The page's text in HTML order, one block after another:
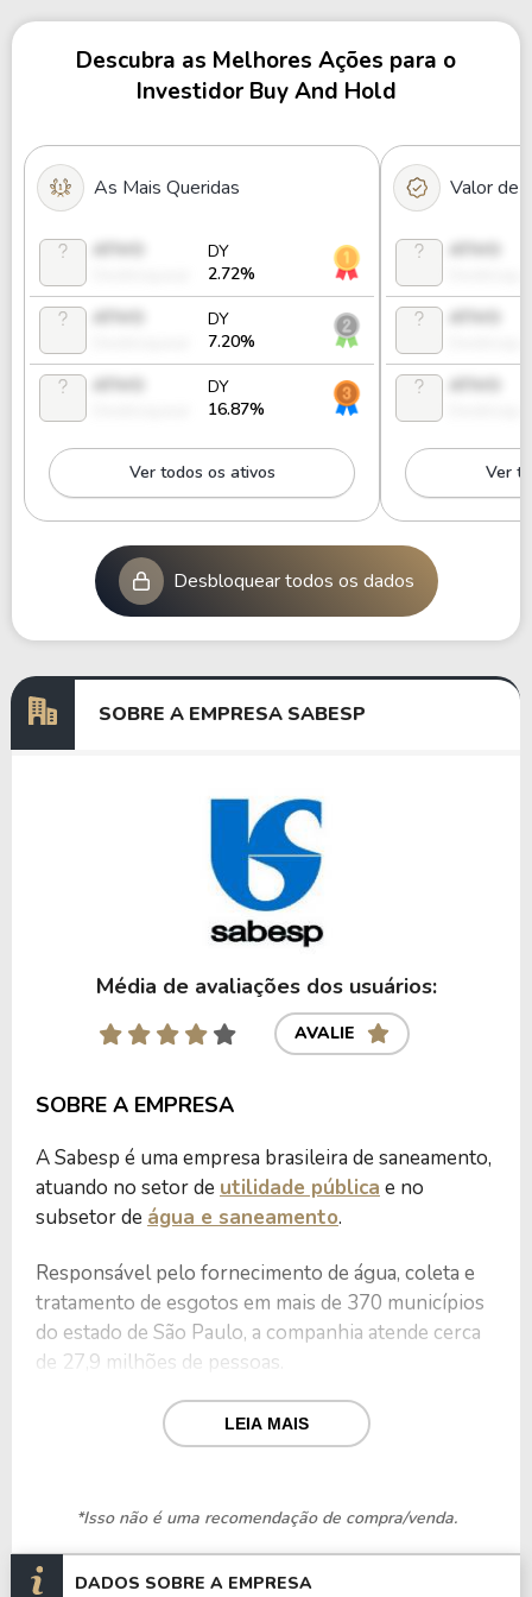
Descubra as Melhores Ações para o
Investidor Buy And Hold
As Mais Queridas
DY
2.72%
DY
7.20%
DY
16.87%
Ver todos os ativos
Valor de
Ver
Desbloquear todos os dados
SOBRE A EMPRESA SABESP
Média de avaliações dos usuários:
AVALIE
SOBRE A EMPRESA
A Sabesp é uma empresa brasileira de saneamento,
atuando no setor de utilidade pública e no
subsetor de água e saneamento.
Responsável pelo fornecimento de água, coleta e
tratamento de esgotos em mais de 370 municípios
do estado de São Paulo, a companhia atende cerca
de 27,9 milhões de pessoas.
Uma das maiores empresas de saneamento do
mundo em termos de população atendida, a Sabesp
domésticos, sendo sócia da Estre Ambiental na
LEIA MAIS
*Isso não é uma recomendação de compra/venda.
DADOS SOBRE A EMPRESA